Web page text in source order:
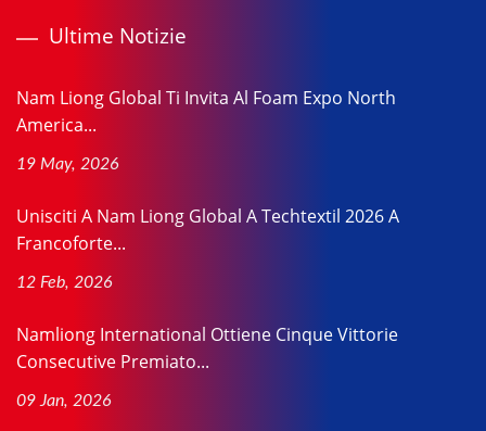
Ultime Notizie
Nam Liong Global Ti Invita Al Foam Expo North
America...
19 May, 2026
Unisciti A Nam Liong Global A Techtextil 2026 A
Francoforte...
12 Feb, 2026
Namliong International Ottiene Cinque Vittorie
Consecutive Premiato...
09 Jan, 2026